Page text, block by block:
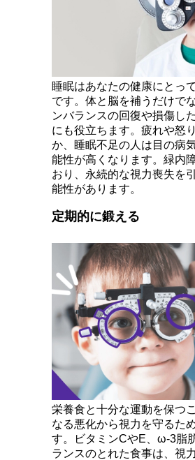
睡眠はあなたの健康にとっ
です。体と脳を補うだけで
ンバランスの回復や損傷し
にも役立ちます。疲れや怒
か、睡眠不足の人は目の病
能性が高くなります。緑内
おり、永続的な視力喪失を
能性があります。
定期的に鍛える
栄養食と十分な運動を保つ
なる悪化から視力を守るた
す。ビタミンCやE、ω-3脂
ランスのとれた食事は、視